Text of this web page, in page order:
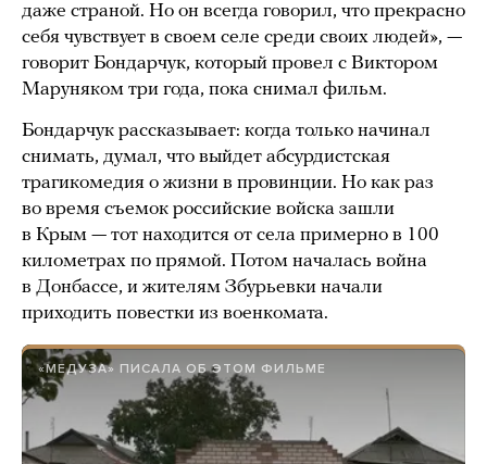
даже страной. Но он всегда говорил, что прекрасно
себя чувствует в своем селе среди своих людей», —
говорит Бондарчук, который провел с Виктором
Маруняком три года, пока снимал фильм.
Бондарчук рассказывает: когда только начинал
снимать, думал, что выйдет абсурдистская
трагикомедия о жизни в провинции. Но как раз
во время съемок российские войска зашли
в Крым — тот находится от села примерно в 100
километрах по прямой. Потом началась война
в Донбассе, и жителям Збурьевки начали
приходить повестки из военкомата.
«МЕДУЗА» ПИСАЛА ОБ ЭТОМ ФИЛЬМЕ